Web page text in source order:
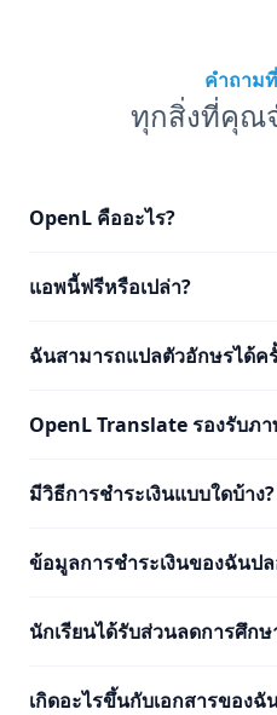
คำถาม
ทุกสิ่งที่คุณ
OpenL คืออะไร?
แอพนี้ฟรีหรือเปล่า?
ฉันสามารถแปลตัวอักษรได้ค
OpenL Translate รองรับภ
มีวิธีการชำระเงินแบบใดบ้าง?
ข้อมูลการชำระเงินของฉันป
นักเรียนได้รับส่วนลดการศึก
เกิดอะไรขึ้นกับเอกสารของ